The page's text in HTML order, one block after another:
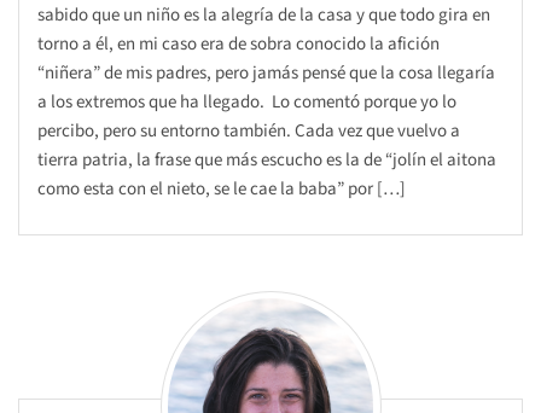
sabido que un niño es la alegría de la casa y que todo gira en
torno a él, en mi caso era de sobra conocido la afición
“niñera” de mis padres, pero jamás pensé que la cosa llegaría
a los extremos que ha llegado. Lo comentó porque yo lo
percibo, pero su entorno también. Cada vez que vuelvo a
tierra patria, la frase que más escucho es la de “jolín el aitona
como esta con el nieto, se le cae la baba” por […]